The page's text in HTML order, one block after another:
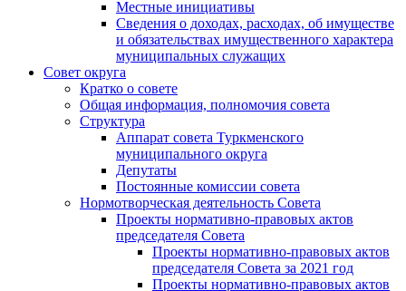
Местные инициативы
Сведения о доходах, расходах, об имуществе
и обязательствах имущественного характера
муниципальных служащих
Совет округа
Кратко о совете
Общая информация, полномочия совета
Структура
Аппарат совета Туркменского
муниципального округа
Депутаты
Постоянные комиссии совета
Нормотворческая деятельность Совета
Проекты нормативно-правовых актов
председателя Cовета
Проекты нормативно-правовых актов
председателя Cовета за 2021 год
Проекты нормативно-правовых актов